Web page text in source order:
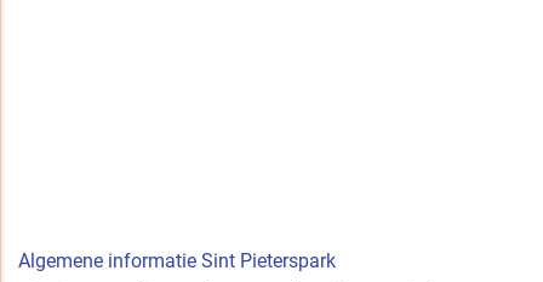
Algemene informatie Sint Pieterspark